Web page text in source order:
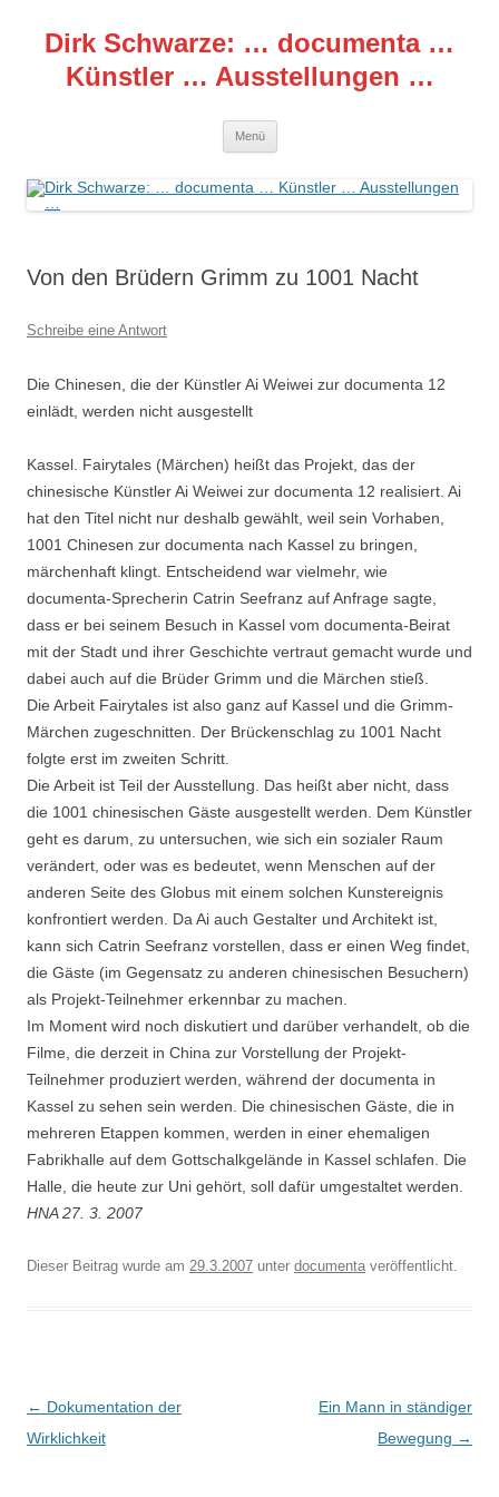
springen
Dirk Schwarze: … documenta …
Künstler … Ausstellungen …
Menü
Von den Brüdern Grimm zu 1001 Nacht
Schreibe eine Antwort
Die Chinesen, die der Künstler Ai Weiwei zur documenta 12
einlädt, werden nicht ausgestellt
Kassel. Fairytales (Märchen) heißt das Projekt, das der
chinesische Künstler Ai Weiwei zur documenta 12 realisiert. Ai
hat den Titel nicht nur deshalb gewählt, weil sein Vorhaben,
1001 Chinesen zur documenta nach Kassel zu bringen,
märchenhaft klingt. Entscheidend war vielmehr, wie
documenta-Sprecherin Catrin Seefranz auf Anfrage sagte,
dass er bei seinem Besuch in Kassel vom documenta-Beirat
mit der Stadt und ihrer Geschichte vertraut gemacht wurde und
dabei auch auf die Brüder Grimm und die Märchen stieß.
Die Arbeit Fairytales ist also ganz auf Kassel und die Grimm-
Märchen zugeschnitten. Der Brückenschlag zu 1001 Nacht
folgte erst im zweiten Schritt.
Die Arbeit ist Teil der Ausstellung. Das heißt aber nicht, dass
die 1001 chinesischen Gäste ausgestellt werden. Dem Künstler
geht es darum, zu untersuchen, wie sich ein sozialer Raum
verändert, oder was es bedeutet, wenn Menschen auf der
anderen Seite des Globus mit einem solchen Kunstereignis
konfrontiert werden. Da Ai auch Gestalter und Architekt ist,
kann sich Catrin Seefranz vorstellen, dass er einen Weg findet,
die Gäste (im Gegensatz zu anderen chinesischen Besuchern)
als Projekt-Teilnehmer erkennbar zu machen.
Im Moment wird noch diskutiert und darüber verhandelt, ob die
Filme, die derzeit in China zur Vorstellung der Projekt-
Teilnehmer produziert werden, während der documenta in
Kassel zu sehen sein werden. Die chinesischen Gäste, die in
mehreren Etappen kommen, werden in einer ehemaligen
Fabrikhalle auf dem Gottschalkgelände in Kassel schlafen. Die
Halle, die heute zur Uni gehört, soll dafür umgestaltet werden.
HNA 27. 3. 2007
Dieser Beitrag wurde am 29.3.2007 unter documenta veröffentlicht.
Beitragsnavigation
← Dokumentation der
Wirklichkeit
Ein Mann in ständiger
Bewegung →